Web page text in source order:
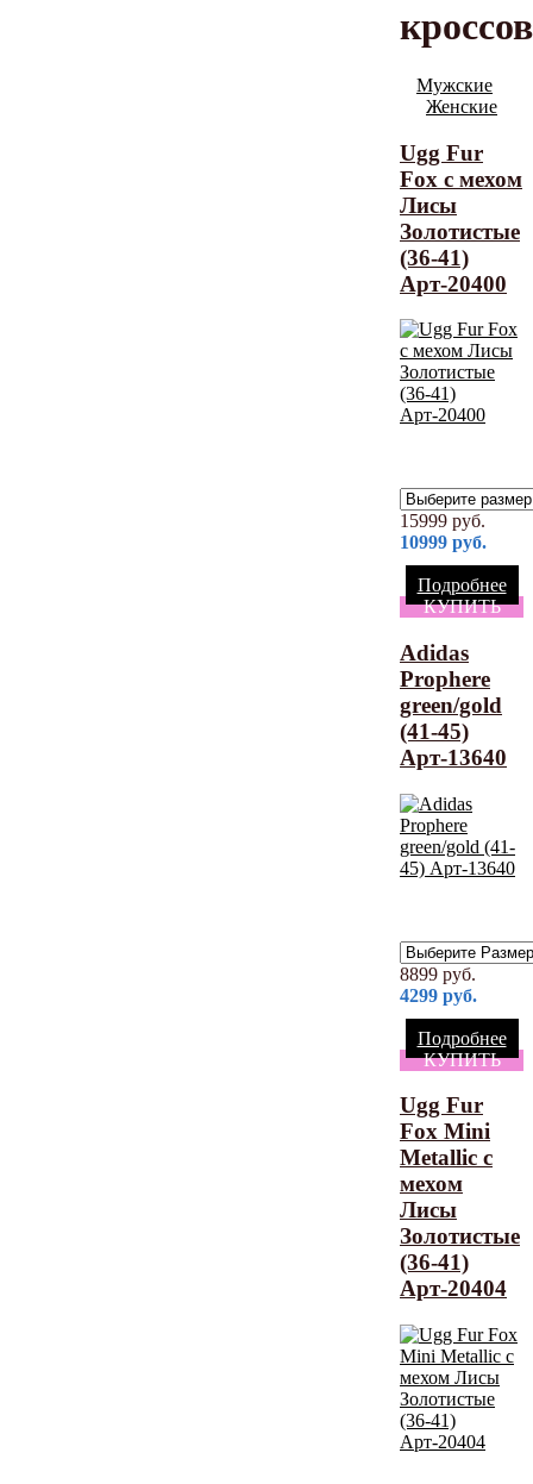
Мужские
Женские
Ugg Fur
Fox с мехом
Лисы
Золотистые
(36-41)
Арт-20400
15999 руб.
10999 руб.
Подробнее
КУПИТЬ
Adidas
Prophere
green/gold
(41-45)
Арт-13640
8899 руб.
4299 руб.
Подробнее
КУПИТЬ
Ugg Fur
Fox Mini
Metallic с
мехом
Лисы
Золотистые
(36-41)
Арт-20404